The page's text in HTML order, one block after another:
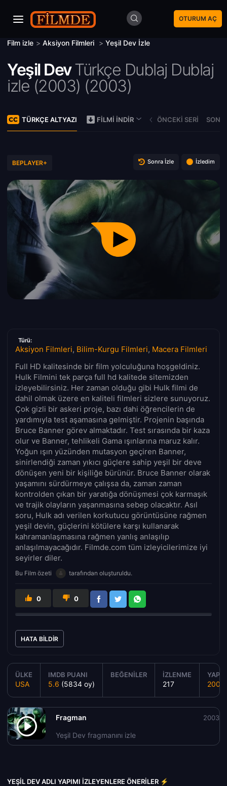
OTURUM AÇ
Film izle > Aksiyon Filmleri > Yeşil Dev İzle
Yeşil DevTürkçe Dublaj Dublaj
izle (2003) (2003)
TÜRKÇE ALTYAZI FILMI İNDIR ÖNCEKI SERI
BEPLAYER+ Sonra İzle İzledim
Türü:
Aksiyon Filmleri, Bilim-Kurgu Filmleri, Macera Filmleri
Full HD kalitesinde bir film yolculuğuna hoşgeldiniz.
Hulk Filmini tek parça full hd kalitede sitemizden
izleyebilirsiniz. Her zaman olduğu gibi Hulk filmi de
dahil olmak üzere en kaliteli filmleri sizlere sunuyoruz.
Çok gizli bir askeri proje, bazı dahi öğrencilerin de
yardımıyla test aşamasına gelmiştir. Projenin başında
Bruce Banner görev almaktadır. Test sırasında bir kaza
olur ve Banner, tehlikeli Gama ışınlarına maruz kalır.
Yoğun ışın yüzünden mutasyon geçiren Banner,
sinirlendiği zaman yıkıcı güçlere sahip yeşil bir deve
dönüşen yeni bir kişiliğe bürünür. Bruce Banner olarak
yaşamını sürdürmeye çalışsa da, zaman zaman
kontrolden çıkan bir yaratığa dönüşmesi çok karmaşık
ve trajik olayların yaşanmasına sebep olacaktır. Asıl
soru, Hulk adı verilen korkutucu görüntüsüne rağmen
yeşil devin, güçlerini kötülere karşı kullanarak
kahramanlaşmasına rağmen yanlış anlaşılıp
anlaşılmayacağıdır. Filmde.com tüm izleyicilerimize iyi
seyirler diler.
Bu Film özeti tarafından oluşturuldu.
0 0
HATA BILDIR
ÜLKE
USA
IMDB PUANI
5.6 (5834 oy)
BEĞENILER İZLENME
217 2003
Fragman
Yeşil Dev fragmanını izle
2003
YEŞIL DEV ADLI YAPIMI İZLEYENLERE ÖNERILER ⚡